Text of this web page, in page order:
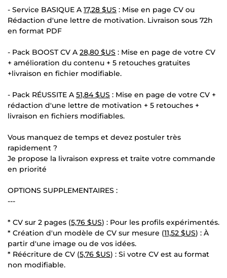
- Service BASIQUE A 17,28 $US : Mise en page CV ou
Rédaction d'une lettre de motivation. Livraison sous 72h
en format PDF
- Pack BOOST CV A 28,80 $US : Mise en page de votre CV
+ amélioration du contenu + 5 retouches gratuites
+livraison en fichier modifiable.
- Pack RÉUSSITE A 51,84 $US : Mise en page de votre CV +
rédaction d'une lettre de motivation + 5 retouches +
livraison en fichiers modifiables.
Vous manquez de temps et devez postuler très
rapidement ?
Je propose la livraison express et traite votre commande
en priorité
OPTIONS SUPPLEMENTAIRES :
---
* CV sur 2 pages (5,76 $US) : Pour les profils expérimentés.
* Création d'un modèle de CV sur mesure (11,52 $US) : À
partir d'une image ou de vos idées.
* Réécriture de CV (5,76 $US) : Si votre CV est au format
non modifiable.